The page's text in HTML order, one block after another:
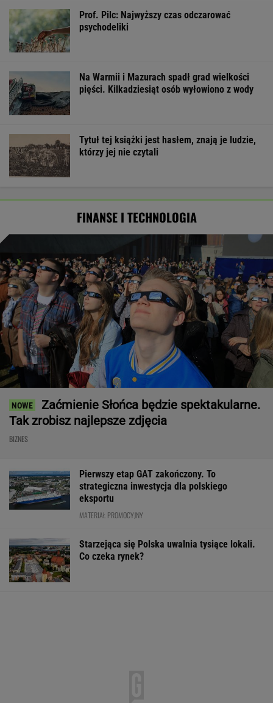
Prof. Pilc: Najwyższy czas odczarować
psychodeliki
Na Warmii i Mazurach spadł grad wielkości
pięści. Kilkadziesiąt osób wyłowiono z wody
Tytuł tej książki jest hasłem, znają je ludzie,
którzy jej nie czytali
FINANSE I TECHNOLOGIA
Zaćmienie Słońca będzie spektakularne.
Tak zrobisz najlepsze zdjęcia
BIZNES
Pierwszy etap GAT zakończony. To
strategiczna inwestycja dla polskiego
eksportu
MATERIAŁ PROMOCYJNY
Starzejąca się Polska uwalnia tysiące lokali.
Co czeka rynek?